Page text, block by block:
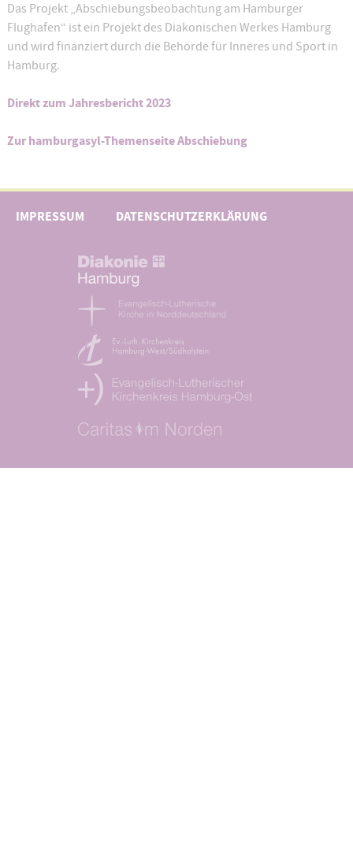
Das Projekt „Abschiebungsbeobachtung am Hamburger
Flughafen“ ist ein Projekt des Diakonischen Werkes Hamburg
und wird finanziert durch die Behörde für Inneres und Sport in
Hamburg.
Direkt zum Jahresbericht 2023
Zur hamburgasyl-Themenseite Abschiebung
IMPRESSUM DATENSCHUTZERKLÄRUNG